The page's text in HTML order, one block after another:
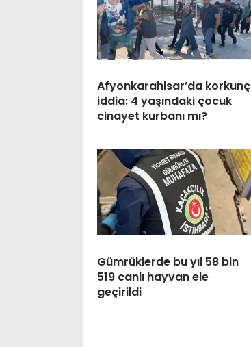
Afyonkarahisar’da korkunç
iddia: 4 yaşındaki çocuk
cinayet kurbanı mı?
Gümrüklerde bu yıl 58 bin
519 canlı hayvan ele
geçirildi